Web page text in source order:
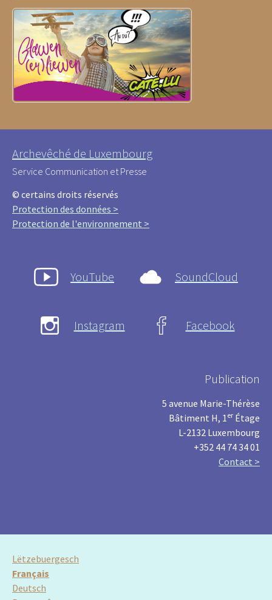
Archevêché de Luxembourg
Service Communication et Presse
© certains droits réservés
Protection des données >
Protection de l'environnement >
YouTube SoundCloud
Instagram Facebook
Publication
5 avenue Marie-Thérèse
Bâtiment H, 1 er Étage
L-2132 Luxembourg
+352 44 74 34 01
Contact >
Lëtzebuergesch
Français
Deutsch